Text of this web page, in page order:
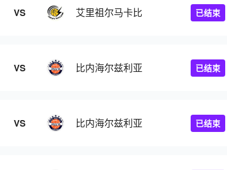
VS 艾里祖尔马卡比 已结束
VS 比内海尔兹利亚 已结束
VS 比内海尔兹利亚 已结束